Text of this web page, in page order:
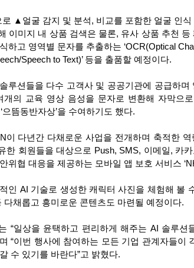
▲얼굴 감지 및 분석, 비교를 포함한 얼굴 인
이미지 내 상품 검색은 물론, 유사 상품 추천
하고 영역별 문자를 추출하는 ‘OCR(Optical
Speech to Text)’ 등을 출품할 예정이다.
루션들을 다수 고객사 및 공공기관에 공급하
개의 교육 영상 음성을 문자로 변환해 자막으
뜸동반자상’을 수여하기도 했다.
이 다년간 다채로운 사업을 전개하며 축적한
한 회원들을 대상으로 Push, SMS, 이메일, 카
위협 대응을 제공하는 모바일 앱 보호 서비스
인 AI 기술로 생성한 캐릭터 사진을 체험해 볼
다채롭고 흥미로운 콘텐츠도 마련될 예정이다.
“일상을 윤택하고 편리하게 해주는 AI 솔루
“이번 행사에 참여하는 모든 기업 관계자들
수 있기를 바란다”고 밝혔다.